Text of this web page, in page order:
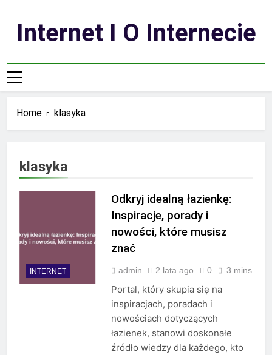
contentInternet I O Internecie
Home klasyka
klasyka
INTERNET
Odkryj idealną łazienkę:
Inspiracje, porady i
nowości, które musisz
znać
admin 2 lata ago 0 3 mins
Portal, który skupia się na
inspiracjach, poradach i
nowościach dotyczących
łazienek, stanowi doskonałe
źródło wiedzy dla każdego, kto